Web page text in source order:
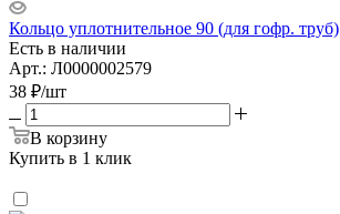
Кольцо уплотнительное 90 (для гофр. труб)
Есть в наличии
Арт.: Л0000002579
38 ₽/шт
В корзину
Купить в 1 клик